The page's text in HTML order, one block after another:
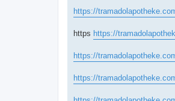
https://
https https://
https://
https://